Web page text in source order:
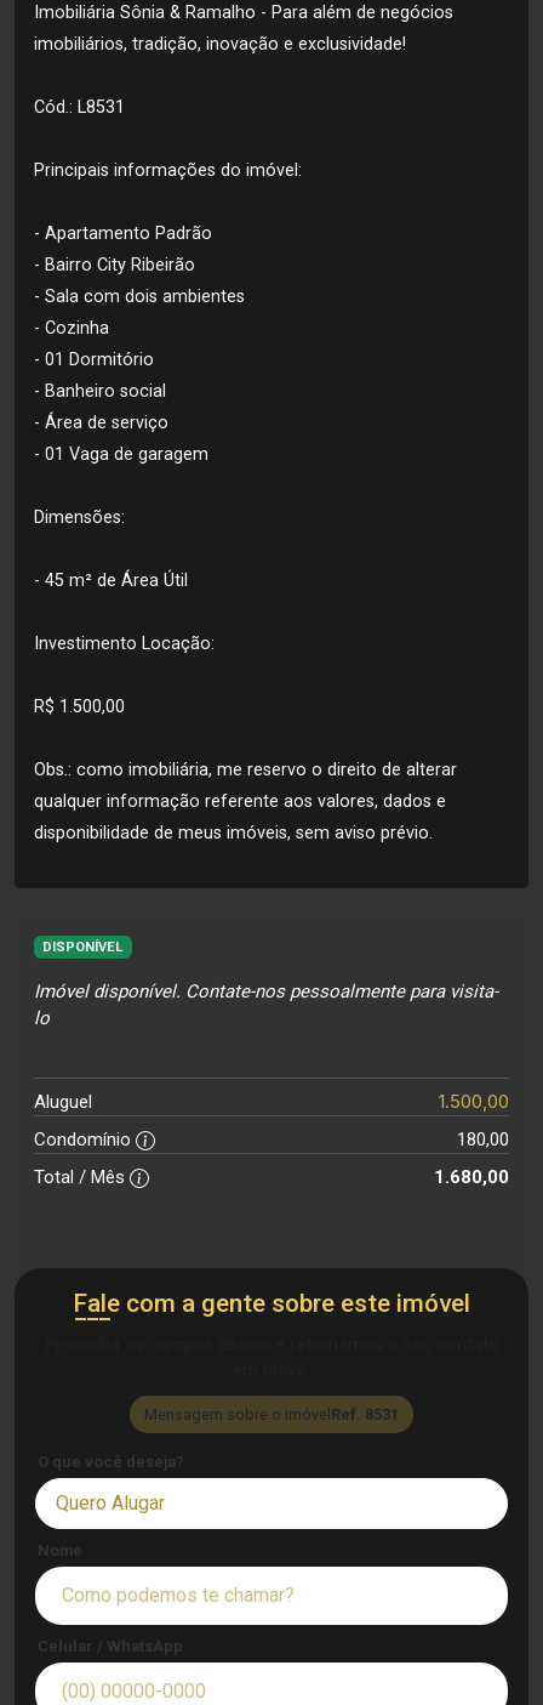
Imobiliária Sônia & Ramalho - Para além de negócios
imobiliários, tradição, inovação e exclusividade!
Cód.: L8531
Principais informações do imóvel:
- Apartamento Padrão
- Bairro City Ribeirão
- Sala com dois ambientes
- Cozinha
- 01 Dormitório
- Banheiro social
- Área de serviço
- 01 Vaga de garagem
Dimensões:
- 45 m² de Área Útil
Investimento Locação:
R$ 1.500,00
Obs.: como imobiliária, me reservo o direito de alterar
qualquer informação referente aos valores, dados e
disponibilidade de meus imóveis, sem aviso prévio.
DISPONÍVEL
Imóvel disponível. Contate-nos pessoalmente para visita-
lo
Aluguel 1.500,00
Condomínio
180,00
Total / Mês
1.680,00
Fale com a gente sobre este imóvel
Mensagem sobre o imóvelRef. 8531
O que você deseja?
Quero Alugar
Nome
Celular / WhatsApp